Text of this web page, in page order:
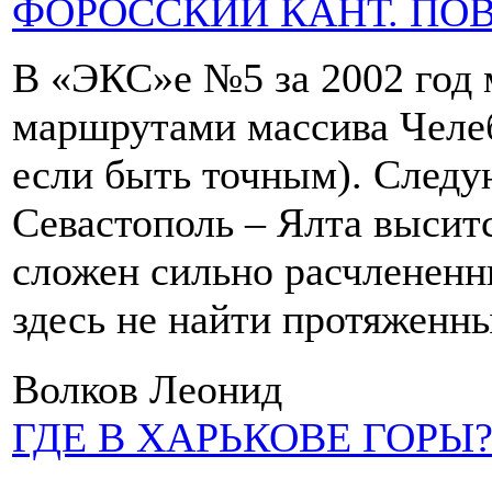
ФОРОССКИЙ КАНТ.
В «ЭКС»е №5 за 2002 год
маршрутами массива
если быть точным).
Севастополь – Ялта
сложен сильно
здесь не найти
Волков Леонид
ГДЕ В ХАРЬКОВЕ ГОРЫ?